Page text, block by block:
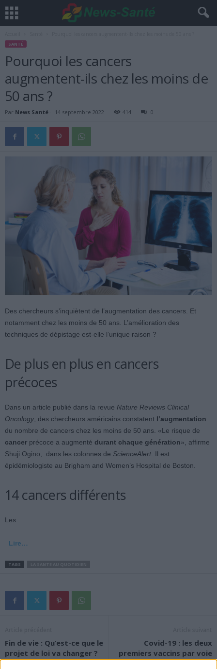
SANTÉ
Pourquoi les cancers
augmentent-ils chez les moins de
50 ans ?
Par News Santé - 14 septembre 2022 414 0
Des chercheurs s’inquiètent de l’augmentation des cancers. Et
notamment chez les moins de 50 ans. L’amélioration des
techniques de dépistage est-elle l’unique raison ?
De plus en plus en cancers
précoces
Dans un article publié dans la revue Nature Reviews Clinical
Oncology, des chercheurs américains constatent l’augmentation
du nombre de cancers chez les moins de 50 ans. «Le risque de
cancer précoce a augmenté durant chaque génération», affirme
Shuji Ogino, dans les colonnes de ScienceAlert. Il est
épidémiologiste au Brigham and Women’s Hospital de Boston.
14 cancers différents
Les
Lire…
TAGS
Fin de vie : Qu’est-ce que le
projet de loi va changer ?
Covid-19 : les deux
premiers vaccins par voie
nasale